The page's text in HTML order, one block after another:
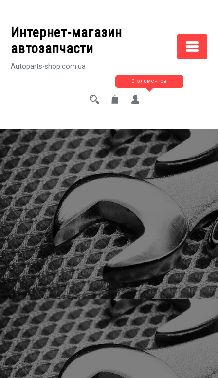
содержимому
Интернет-магазин
автозапчасти
Autoparts-shop.com.ua
0 элементов